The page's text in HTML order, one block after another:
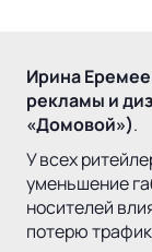
Ирина
рекламы и
«Домовой»).
У всех
уменьшение
носителей
потерю